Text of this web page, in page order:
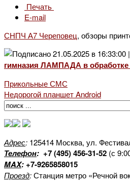
Печать
E-mail
СНПЧ А7 Череповец, обзоры
гимназия ЛАМПАДА в
Прикольные СМС
Недорогой планшет Android
Адрес: 125414 Москва, ул.
Телефон: +7 (495) 456-31-52 (с
MAX:+7-9265858015
Проезд:Станция метро «Речной